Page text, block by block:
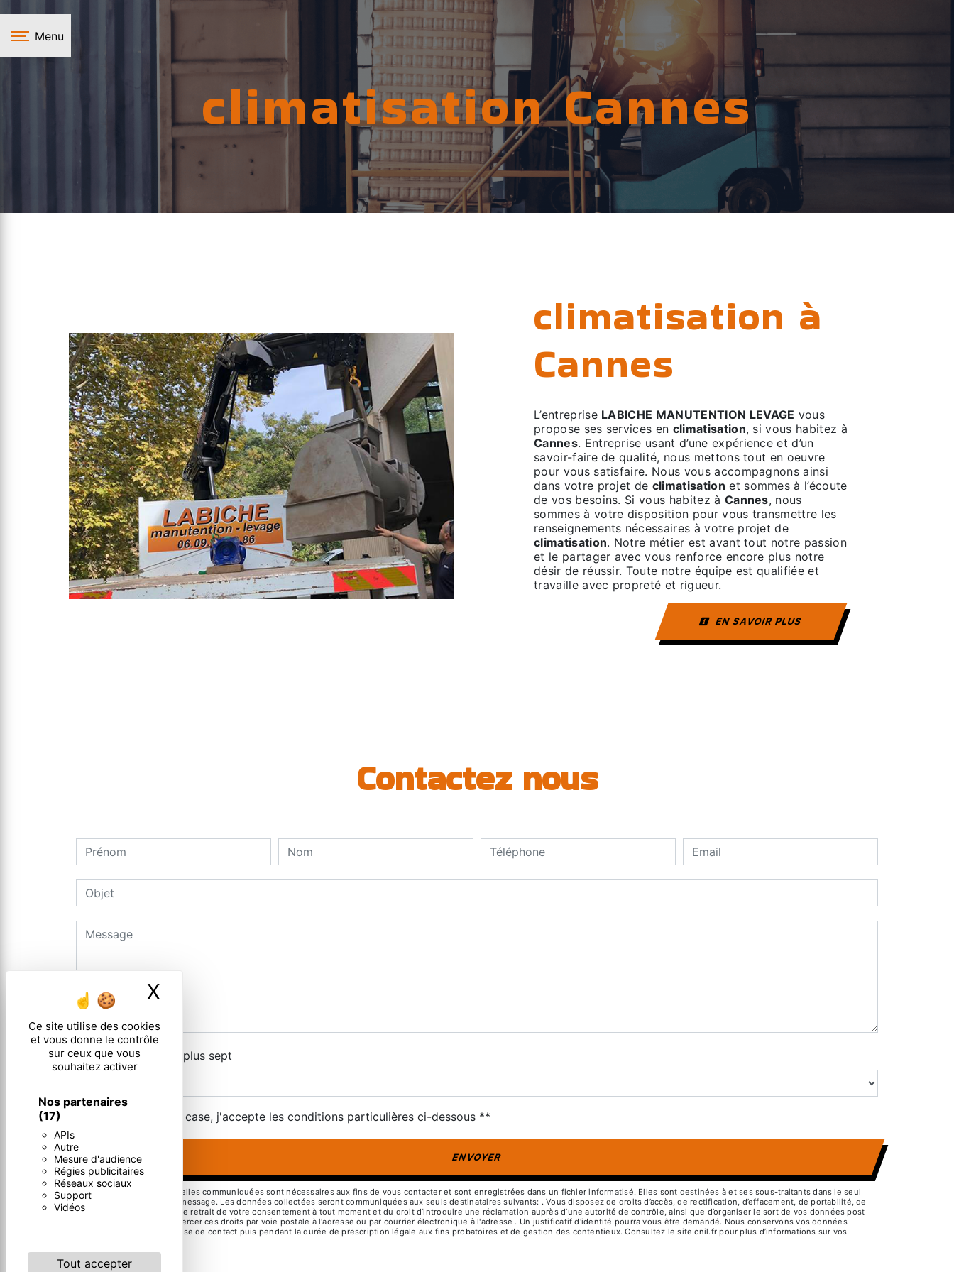
Panneau de gestion des cookies
Ce site utilise des cookies
et vous donne le contrôle
sur ceux que vous
souhaitez activer
Nos partenaires
(17)
APIs
Autre
Mesure d'audience
Régies publicitaires
Réseaux sociaux
Support
Vidéos
Tout accepter
X
Menu
climatisation Cannes
climatisation à
Cannes
L’entreprise LABICHE MANUTENTION LEVAGE vous
propose ses services en climatisation, si vous habitez à
Cannes. Entreprise usant d’une expérience et d’un
savoir-faire de qualité, nous mettons tout en oeuvre
pour vous satisfaire. Nous vous accompagnons ainsi
dans votre projet de climatisation et sommes à l’écoute
de vos besoins. Si vous habitez à Cannes, nous
sommes à votre disposition pour vous transmettre les
renseignements nécessaires à votre projet de
climatisation. Notre métier est avant tout notre passion
et le partager avec vous renforce encore plus notre
désir de réussir. Toute notre équipe est qualifiée et
travaille avec propreté et rigueur.
EN SAVOIR PLUS
Contactez nous
Combien font deux plus sept
En cochant cette case, j'accepte les conditions particulières ci-dessous **
ENVOYER
** Les données personnelles communiquées sont nécessaires aux fins de vous contacter et sont enregistrées dans un fichier informatisé. Elles sont destinées à et ses sous-traitants dans le seul
but de répondre à votre message. Les données collectées seront communiquées aux seuls destinataires suivants: . Vous disposez de droits d’accès, de rectification, d’effacement, de portabilité, de
limitation, d’opposition, de retrait de votre consentement à tout moment et du droit d’introduire une réclamation auprès d’une autorité de contrôle, ainsi que d’organiser le sort de vos données post-
mortem. Vous pouvez exercer ces droits par voie postale à l'adresse ou par courrier électronique à l'adresse . Un justificatif d'identité pourra vous être demandé. Nous conservons vos données
pendant la période de prise de contact puis pendant la durée de prescription légale aux fins probatoires et de gestion des contentieux. Consultez le site cnil.fr pour plus d’informations sur vos